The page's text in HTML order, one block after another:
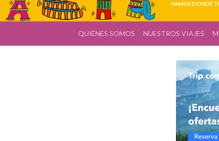
VAMOS DONDE
QUIÉNES SOMOS NUESTROS VIAJES